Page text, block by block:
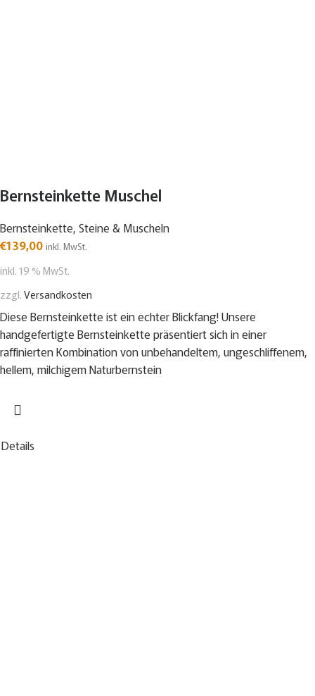
Bernsteinkette Muschel
Bernsteinkette, Steine & Muscheln
€139,00 inkl. MwSt.
inkl. 19 % MwSt.
zzgl.Versandkosten
Diese Bernsteinkette ist ein echter Blickfang! Unsere
handgefertigte Bernsteinkette präsentiert sich in einer
raffinierten Kombination von unbehandeltem, ungeschliffenem,
hellem, milchigem Naturbernstein
Details